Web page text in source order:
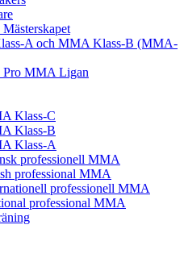
A och MMA Klass-B (MMA-
Pro MMA Ligan
Klass-C
Klass-B
Klass-A
professionell MMA
professional MMA
professionell MMA
professional MMA